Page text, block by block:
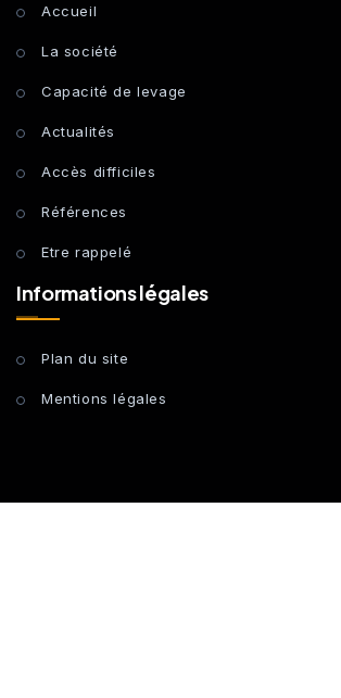
Accueil
La société
Capacité de levage
Actualités
Accès difficiles
Références
Etre rappelé
Informations légales
Plan du site
Mentions légales